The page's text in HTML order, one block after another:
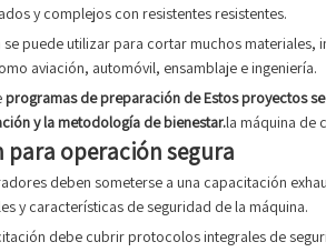
y complejos con resistentes resistentes.
puede utilizar para cortar muchos
aviación, automóvil, ensamblaje e ingeniería.
programas de preparación de Estos proyectos
y la metodología de bienestar.la máquina de
para operación segura
deben someterse a una capacitación
y características de seguridad de la máquina.
debe cubrir protocolos integrales de